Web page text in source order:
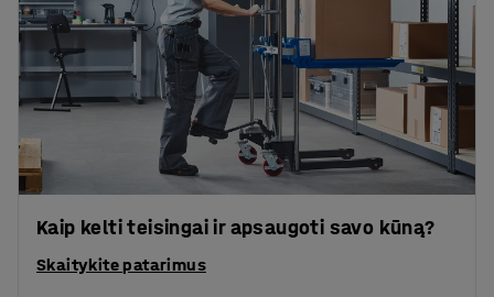
Kaip kelti teisingai ir apsaugoti savo kūną?
Skaitykite patarimus